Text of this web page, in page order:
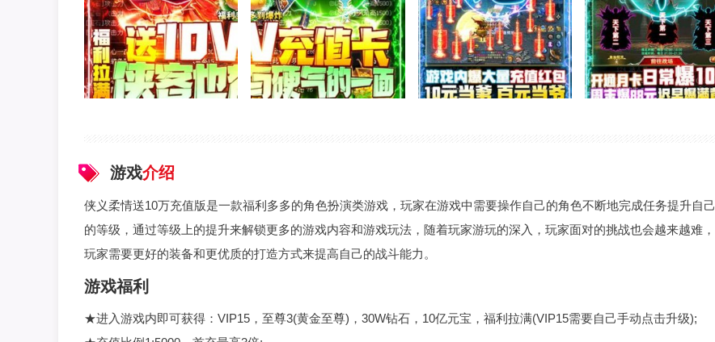
游戏介绍
侠义柔情送10万充值版是一款福利多多的角色扮演类游戏，玩家在游戏中需要操作自己的角色不断地完成任务提升自己
的等级，通过等级上的提升来解锁更多的游戏内容和游戏玩法，随着玩家游玩的深入，玩家面对的挑战也会越来越难，
玩家需要更好的装备和更优质的打造方式来提高自己的战斗能力。
游戏福利
★进入游戏内即可获得：VIP15，至尊3(黄金至尊)，30W钻石，10亿元宝，福利拉满(VIP15需要自己手动点击升级);